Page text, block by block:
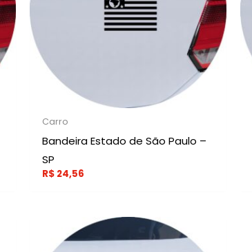
Carro
Bandeira Estado de São Paulo –
SP
R$ 24,56